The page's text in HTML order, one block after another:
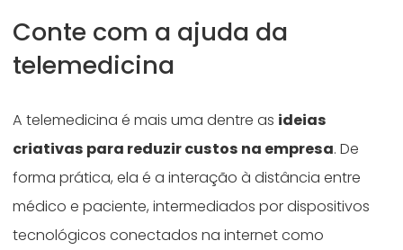
Conte com a ajuda da
telemedicina
A telemedicina é mais uma dentre as ideias
criativas para reduzir custos na empresa. De
forma prática, ela é a interação à distância entre
médico e paciente, intermediados por dispositivos
tecnológicos conectados na internet como